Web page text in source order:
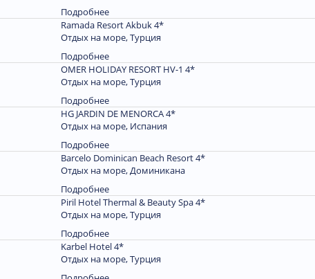
Подробнее
Ramada Resort Akbuk 4*
Отдых на море, Турция
Подробнее
OMER HOLIDAY RESORT HV-1 4*
Отдых на море, Турция
Подробнее
HG JARDIN DE MENORCA 4*
Отдых на море, Испания
Подробнее
Barcelo Dominican Beach Resort 4*
Отдых на море, Доминиканa
Подробнее
Piril Hotel Thermal & Beauty Spa 4*
Отдых на море, Турция
Подробнее
Karbel Hotel 4*
Отдых на море, Турция